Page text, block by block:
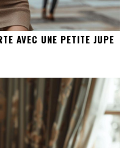
AVEC UNE PETITE JUPE